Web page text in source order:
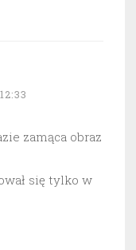
zamąca obraz
się tylko w